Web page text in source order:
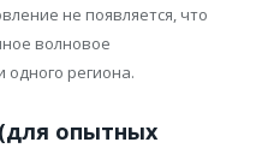
не появляется, что
волновое
одного региона.
(для опытных